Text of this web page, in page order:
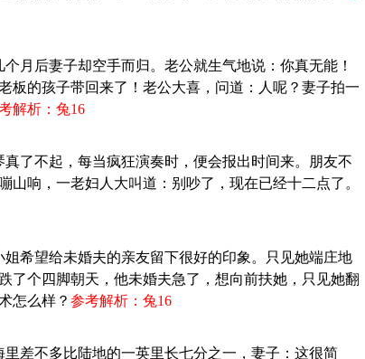
月后妻子却空手而归。老公就生气地说：你真无能！
板的孩子带回来了！老公大喜，问道：人呢？妻子拍一
解析：兔16
了不起，每当疯狂演奏时，便会报出时间来。朋友不
响，一老妇人大叫道：别吵了，现在已经十二点了。
希望给未婚夫的亲友留下很好的印象。只见她端庄地
了个四脚朝天，他未婚夫急了，想向前扶她，只见她翻
怎么样？ 参考解析：兔16
差不多比陆地的一英里长七分之一，妻子：这很简